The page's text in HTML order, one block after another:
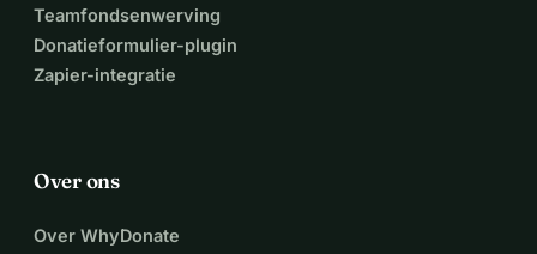
Teamfondsenwerving
Donatieformulier-plugin
Zapier-integratie
Over ons
Over WhyDonate